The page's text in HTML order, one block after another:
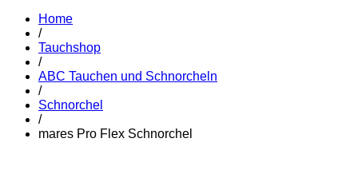
Home
/
Tauchshop
/
ABC Tauchen und Schnorcheln
/
Schnorchel
/
mares Pro Flex Schnorchel